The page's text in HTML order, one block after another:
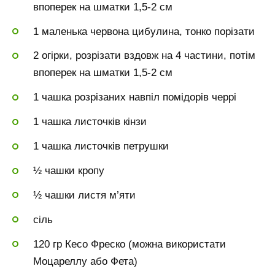
впоперек на шматки 1,5-2 см
1 маленька червона цибулина, тонко порізати
2 огірки, розрізати вздовж на 4 частини, потім
впоперек на шматки 1,5-2 см
1 чашка розрізаних навпіл помідорів черрі
1 чашка листочків кінзи
1 чашка листочків петрушки
½ чашки кропу
½ чашки листя м’яти
сіль
120 гр Кесо Фреско (можна використати
Моцареллу або Фета)